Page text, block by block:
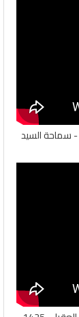
- سماحة السيد